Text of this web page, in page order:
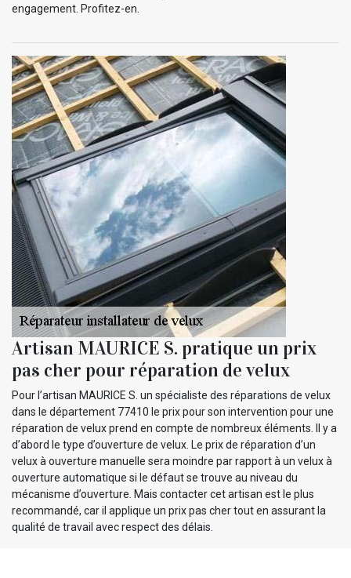
engagement. Profitez-en.
Artisan MAURICE S. pratique un prix
pas cher pour réparation de velux
Pour l’artisan MAURICE S. un spécialiste des réparations de velux
dans le département 77410 le prix pour son intervention pour une
réparation de velux prend en compte de nombreux éléments. Il y a
d’abord le type d’ouverture de velux. Le prix de réparation d’un
velux à ouverture manuelle sera moindre par rapport à un velux à
ouverture automatique si le défaut se trouve au niveau du
mécanisme d’ouverture. Mais contacter cet artisan est le plus
recommandé, car il applique un prix pas cher tout en assurant la
qualité de travail avec respect des délais.